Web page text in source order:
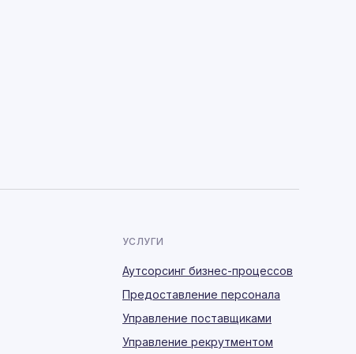
УСЛУГИ
Аутсорсинг бизнес-процессов
Предоставление персонала
Управление поставщиками
Управление рекрутментом